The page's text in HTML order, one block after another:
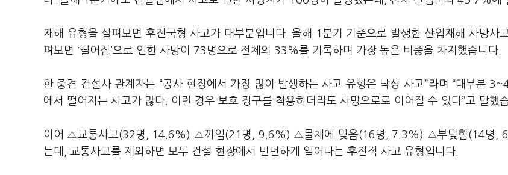
재해 유형을 살펴보면 후진국형 사고가 대부분입니다. 올해 1분기 기준으로 발생한 산업재해 사망사
펴보면 ‘떨어짐’으로 인한 사망이 73명으로 전체의 33%를 기록하며 가장 높은 비중을 차지했습니다.
한 중견 건설사 관계자는 “공사 현장에서 가장 많이 발생하는 사고 유형은 낙상 사고”라며 “대부분
에서 떨어지는 사고가 많다. 이런 경우 보호 장구를 착용하더라도 사망으로로 이어질 수 있다”고 말했
이어 △교통사고(32명, 14.6%) △끼임(21명, 9.6%) △물체에 맞음(16명, 7.3%) △부딪힘(14명,
는데, 교통사고를 제외하면 모두 건설 현장에서 빈번하게 일어나는 후진적 사고 유형입니다.